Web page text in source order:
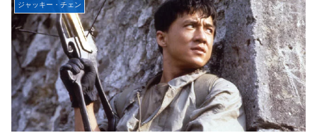
ジャッキー・チェン